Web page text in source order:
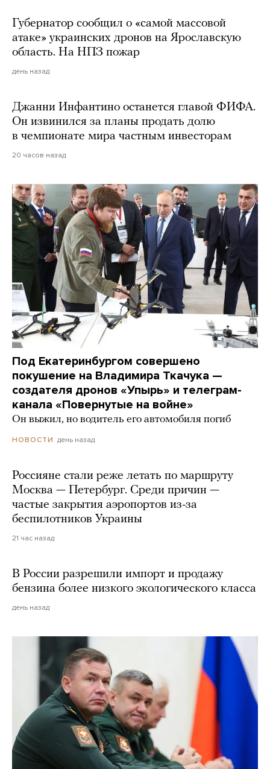
Губернатор сообщил о «самой массовой
атаке» украинских дронов на Ярославскую
область. На НПЗ пожар
день назад
Джанни Инфантино останется главой ФИФА.
Он извинился за планы продать долю
в чемпионате мира частным инвесторам
20 часов назад
Под Екатеринбургом совершено
покушение на Владимира Ткачука —
создателя дронов «Упырь» и телеграм-
канала «Повернутые на войне»
Он выжил, но водитель его автомобиля погиб
НОВОСТИ день назад
Россияне стали реже летать по маршруту
Москва — Петербург. Среди причин —
частые закрытия аэропортов из-за
беспилотников Украины
21 час назад
В России разрешили импорт и продажу
бензина более низкого экологического класса
день назад